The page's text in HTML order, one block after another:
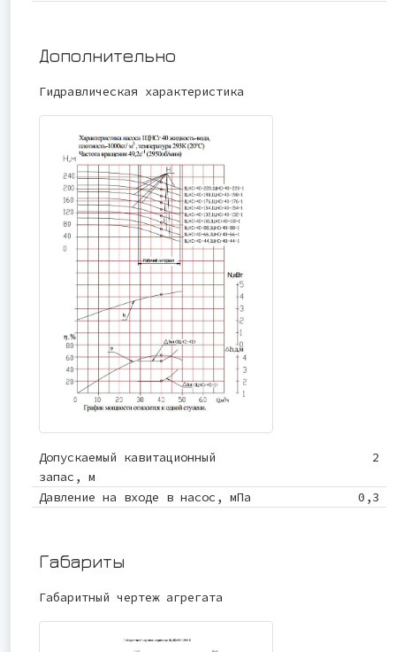
Дополнительно
Гидравлическая характеристика
Допускаемый кавитационный
запас, м
2
Давление на входе в насос, мПа 0,3
Габариты
Габаритный чертеж агрегата